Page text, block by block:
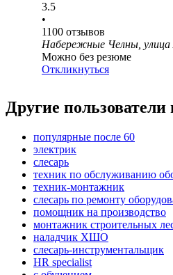
3.5
•
1100 отзывов
Набережные Челны, улица
Можно без резюме
Откликнуться
Другие
популярные после 60
электрик
слесарь
техник по обслуживанию
техник-монтажник
слесарь по ремонту
помощник на производство
монтажник строительных
наладчик ХШО
слесарь-инструментальщик
HR specialist